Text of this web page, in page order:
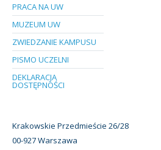
PRACA NA UW
MUZEUM UW
ZWIEDZANIE KAMPUSU
PISMO UCZELNI
DEKLARACJA
DOSTĘPNOŚCI
Krakowskie Przedmieście 26/28
00-927 Warszawa